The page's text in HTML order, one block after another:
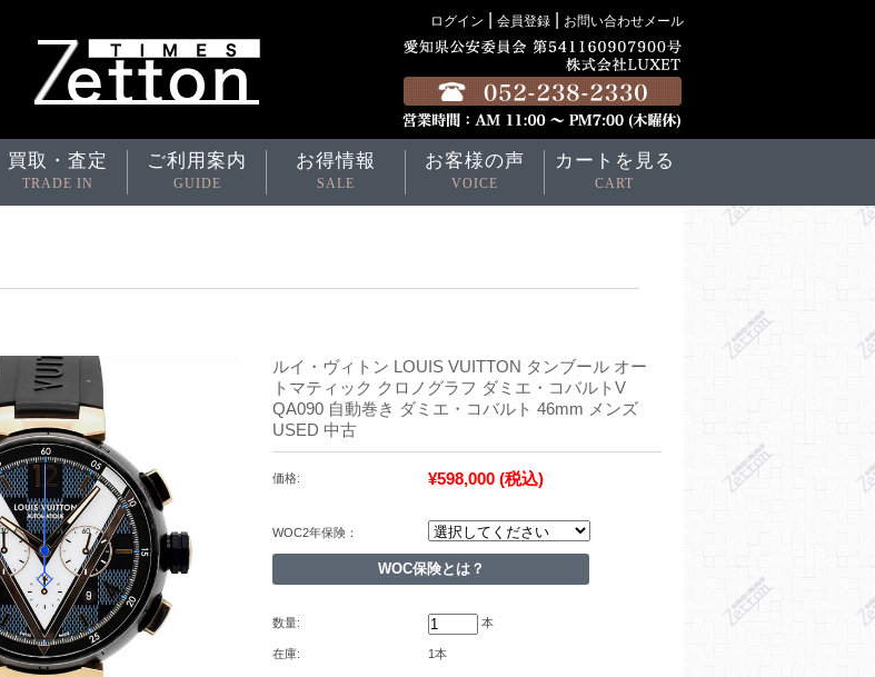
ログイン 会員登録 お問い合わせメール
買取・査定
TRADE IN
ご利用案内
GUIDE
お得情報
SALE
お客様の声
VOICE
カートを見る
CART
ルイ・ヴィトン LOUIS VUITTON タンブール オー
トマティック クロノグラフ ダミエ・コバルトV
QA090 自動巻き ダミエ・コバルト 46mm メンズ
USED 中古
価格: ¥598,000 (税込)
WOC2年保険：
WOC保険とは？
数量: 本
在庫: 1本